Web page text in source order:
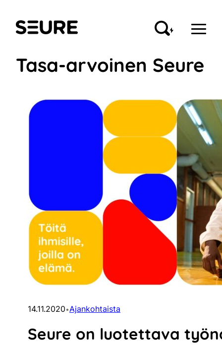
sisältöön
Seure
Tasa-arvoinen Seure
14.11.2020•Ajankohtaista
Seure on luotettava